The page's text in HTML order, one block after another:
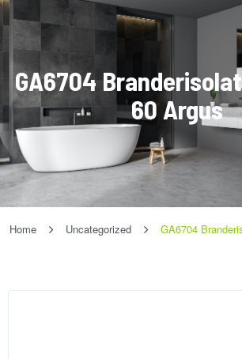
GA6704
60 Argus
Home Uncategorized GA6704